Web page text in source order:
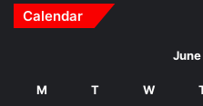
Calendar
M T W